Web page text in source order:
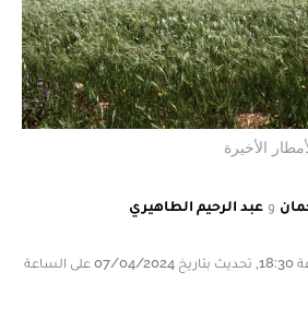
الأخيرة
و عبد الرحيم الطاهيري
في 07/04/2024 على الساعة 18:30, تحديث بتاريخ 07/04/2024 على الساعة